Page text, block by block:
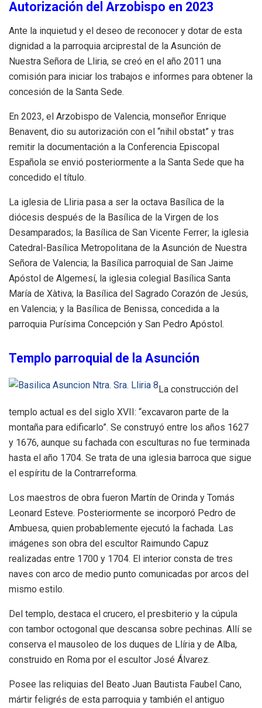
Autorización del Arzobispo en 2023
Ante la inquietud y el deseo de reconocer y dotar de esta
dignidad a la parroquia arciprestal de la Asunción de
Nuestra Señora de Lliria, se creó en el año 2011 una
comisión para iniciar los trabajos e informes para obtener la
concesión de la Santa Sede.
En 2023, el Arzobispo de Valencia, monseñor Enrique
Benavent, dio su autorización con el “nihil obstat” y tras
remitir la documentación a la Conferencia Episcopal
Española se envió posteriormente a la Santa Sede que ha
concedido el título.
La iglesia de Lliria pasa a ser la octava Basílica de la
diócesis después de la Basílica de la Virgen de los
Desamparados; la Basílica de San Vicente Ferrer; la iglesia
Catedral-Basílica Metropolitana de la Asunción de Nuestra
Señora de Valencia; la Basílica parroquial de San Jaime
Apóstol de Algemesí, la iglesia colegial Basílica Santa
María de Xàtiva; la Basílica del Sagrado Corazón de Jesús,
en Valencia; y la Basílica de Benissa, concedida a la
parroquia Purísima Concepción y San Pedro Apóstol.
Templo parroquial de la Asunción
La construcción del
templo actual es del siglo XVII: “excavaron parte de la
montaña para edificarlo”. Se construyó entre los años 1627
y 1676, aunque su fachada con esculturas no fue terminada
hasta el año 1704. Se trata de una iglesia barroca que sigue
el espíritu de la Contrarreforma.
Los maestros de obra fueron Martín de Orinda y Tomás
Leonard Esteve. Posteriormente se incorporó Pedro de
Ambuesa, quien probablemente ejecutó la fachada. Las
imágenes son obra del escultor Raimundo Capuz
realizadas entre 1700 y 1704. El interior consta de tres
naves con arco de medio punto comunicadas por arcos del
mismo estilo.
Del templo, destaca el crucero, el presbiterio y la cúpula
con tambor octogonal que descansa sobre pechinas. Allí se
conserva el mausoleo de los duques de Llíria y de Alba,
construido en Roma por el escultor José Álvarez.
Posee las reliquias del Beato Juan Bautista Faubel Cano,
mártir feligrés de esta parroquia y también el antiguo